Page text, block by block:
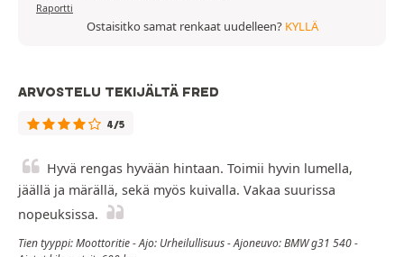
Raportti
Ostaisitko samat renkaat uudelleen? KYLLÄ
ARVOSTELU TEKIJÄLTÄ FRED
4/5
Hyvä rengas hyvään hintaan. Toimii hyvin lumella,
jäällä ja märällä, sekä myös kuivalla. Vakaa suurissa
nopeuksissa.
Tien tyyppi: Moottoritie - Ajo: Urheilullisuus - Ajoneuvo: BMW g31 540 -